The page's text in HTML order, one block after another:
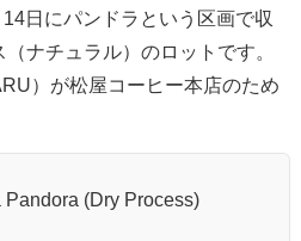
日にパンドラという区画で収
ナチュラル）のロットです。
）が松屋コーヒー本店のため
Pandora (Dry Process)